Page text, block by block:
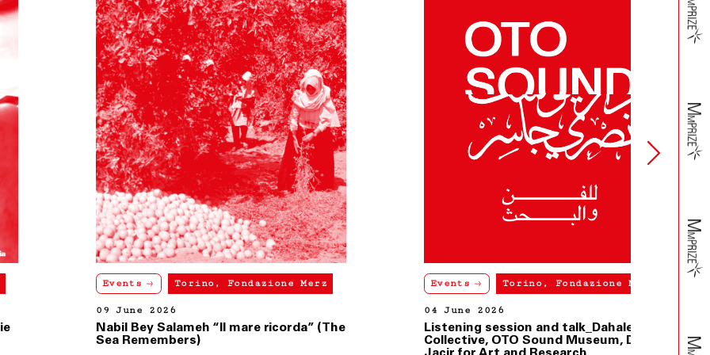
Torino, Fondazione Merz
09 June 2026
Nabil Bey Salameh “Il mare ricorda” (The
Sea Remembers)
Torino, Fondazione Merz
04 June 2026
Listening session and talk_Dahaleez
Collective, OTO Sound Museum, Dar